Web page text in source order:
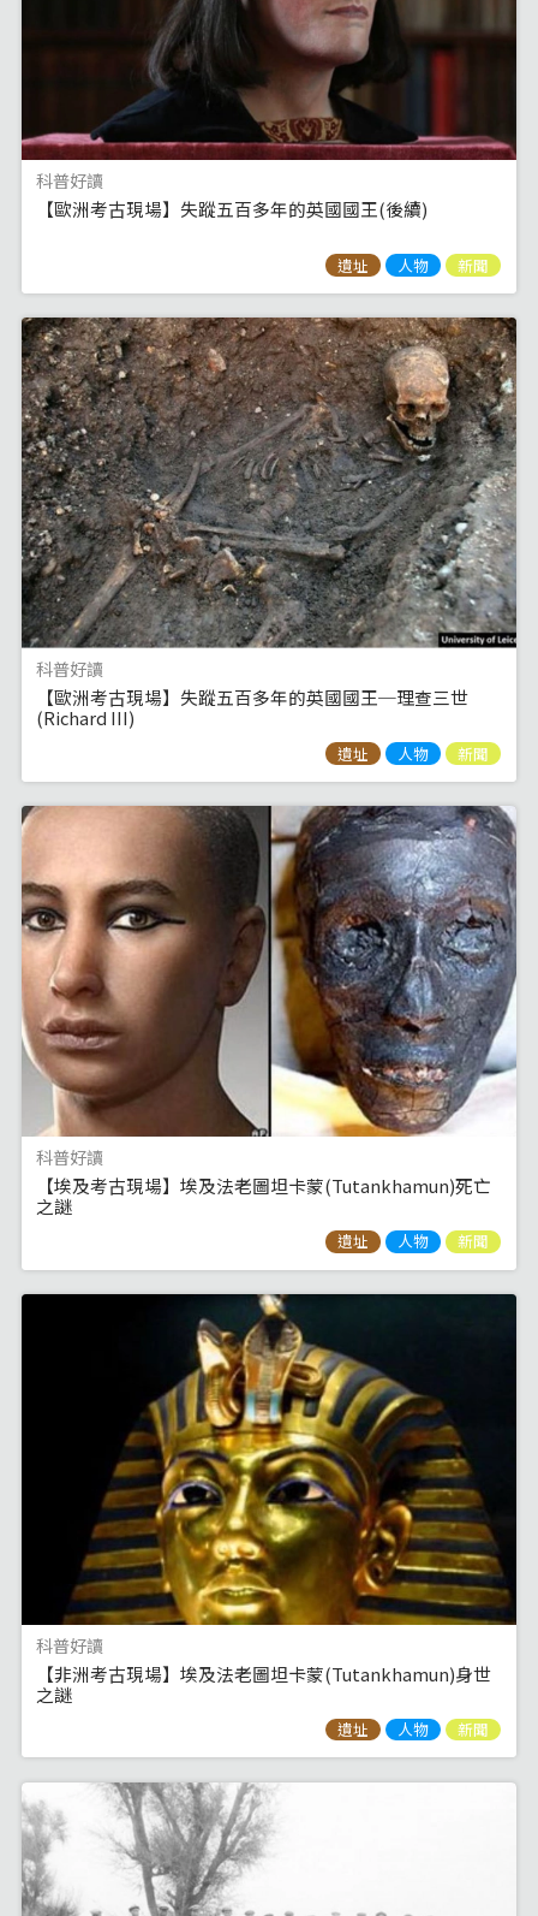
科普好讀
【歐洲考古現場】失蹤五百多年的英國國王(後續)
遺址 人物 新聞
科普好讀
【歐洲考古現場】失蹤五百多年的英國國王─理查三世
(Richard III)
遺址 人物 新聞
科普好讀
【埃及考古現場】埃及法老圖坦卡蒙(Tutankhamun)死亡
之謎
遺址 人物 新聞
科普好讀
【非洲考古現場】埃及法老圖坦卡蒙(Tutankhamun)身世
之謎
遺址 人物 新聞